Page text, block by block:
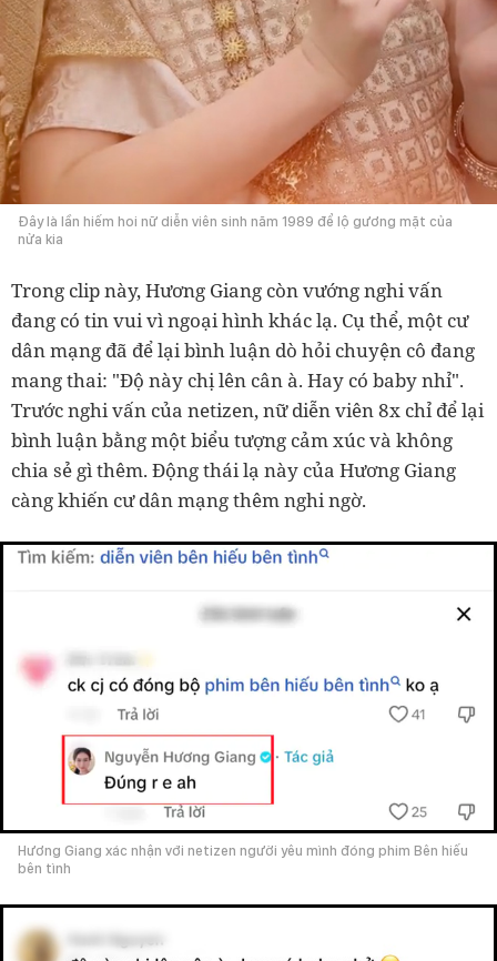
Đây là lần hiếm hoi nữ diễn viên sinh năm 1989 để lộ gương mặt của
nửa kia
Trong clip này, Hương Giang còn vướng nghi vấn
đang có tin vui vì ngoại hình khác lạ. Cụ thể, một cư
dân mạng đã để lại bình luận dò hỏi chuyện cô đang
mang thai: "Độ này chị lên cân à. Hay có baby nhỉ".
Trước nghi vấn của netizen, nữ diễn viên 8x chỉ để lại
bình luận bằng một biểu tượng cảm xúc và không
chia sẻ gì thêm. Động thái lạ này của Hương Giang
càng khiến cư dân mạng thêm nghi ngờ.
Hương Giang xác nhận với netizen người yêu mình đóng phim Bên hiếu
bên tình